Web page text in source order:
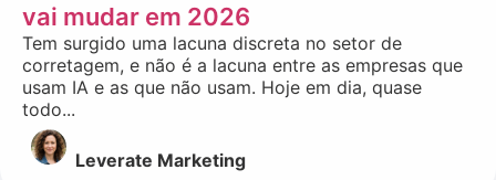
vai mudar em 2026
Tem surgido uma lacuna discreta no setor de
corretagem, e não é a lacuna entre as empresas que
usam IA e as que não usam. Hoje em dia, quase
todo...
Leverate Marketing